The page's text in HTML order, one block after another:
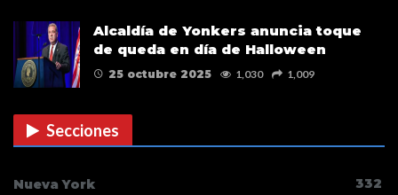
Alcaldía de Yonkers anuncia toque
de queda en día de Halloween
25 octubre 2025 1,030 1,009
Secciones
Nueva York 332